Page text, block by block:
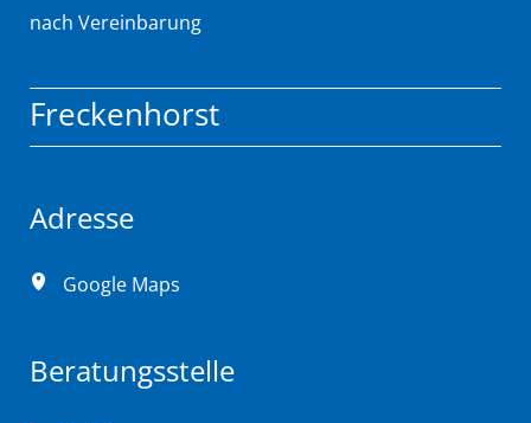
nach Vereinbarung
Freckenhorst
Adresse
Google Maps
Beratungsstelle